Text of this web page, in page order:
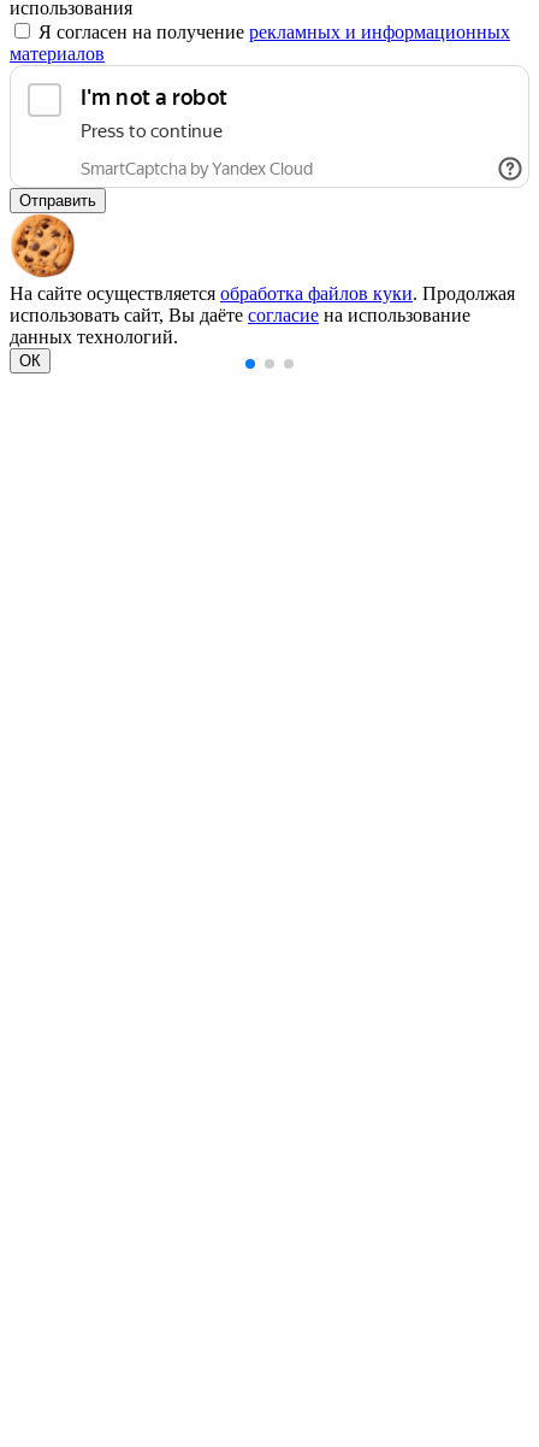
использования
Я согласен на получение рекламных и информационных
материалов
Отправить
На сайте осуществляется обработка файлов куки. Продолжая
использовать сайт, Вы даёте согласие на использование
данных технологий.
ОК